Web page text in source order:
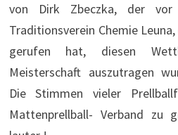
von Dirk Zbeczka, der
Traditionsverein Chemie
gerufen hat, diesen
Meisterschaft auszutragen
Die Stimmen vieler
Mattenprellball- Verband zu